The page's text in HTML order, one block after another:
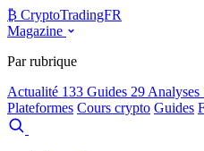
₿ CryptoTradingFR
Magazine
Par rubrique
Actualité 133 Guides 29 Analyses
Plateformes Cours crypto Guides